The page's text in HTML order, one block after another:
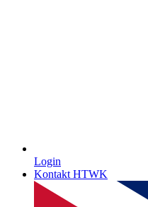
Login
Kontakt HTWK